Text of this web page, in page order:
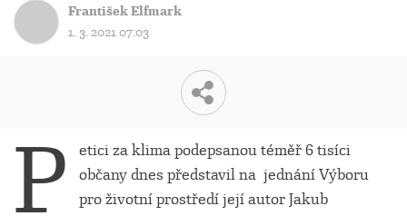
František Elfmark
1. 3. 2021 07:03
P
etici za klima podepsanou téměř 6 tisíci
občany dnes představil na jednání Výboru
pro životní prostředí její autor Jakub